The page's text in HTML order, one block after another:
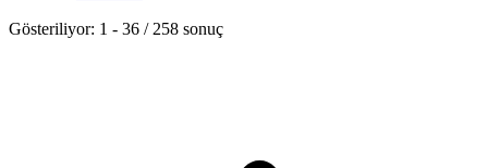
Gösteriliyor: 1 - 36 / 258 sonuç